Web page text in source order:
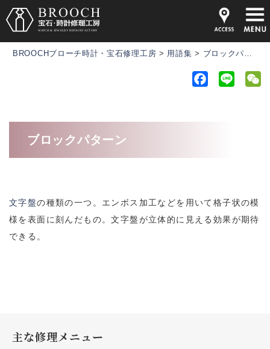
BROOCHブローチ時計・宝石修理工房 > 用語集 > ブロックパターン
ブロックパターン
文字盤の種類の一つ。エンボス加工などを用いて格子状の模
様を表面に刻んだもの。文字盤が立体的に見える効果が期待
できる。
主な修理メニュー